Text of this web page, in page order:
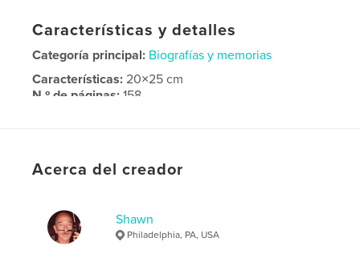
Características y detalles
Categoría principal: Biografías y memorias
Características:20×25 cm
N.º de páginas:158
Acerca del creador
Shawn
Philadelphia, PA, USA